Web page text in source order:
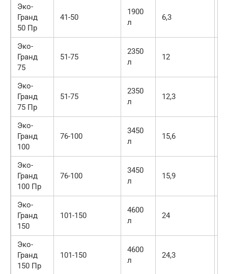
Эко-
Гранд
50 Пр
41-50
1900
л
6,3
Эко-
Гранд
75
51-75
2350
л
12
Эко-
Гранд
75 Пр
51-75
2350
л
12,3
Эко-
Гранд
100
76-100
3450
л
15,6
Эко-
Гранд
100 Пр
76-100
3450
л
15,9
Эко-
Гранд
150
101-150
4600
л
24
Эко-
Гранд
150 Пр
101-150
4600
л
24,3